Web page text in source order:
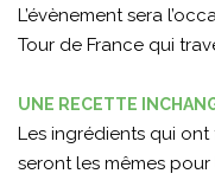
L’évènement sera
Tour de France qui
UNE RECETTE
Les ingrédients qui
seront les mêmes pour